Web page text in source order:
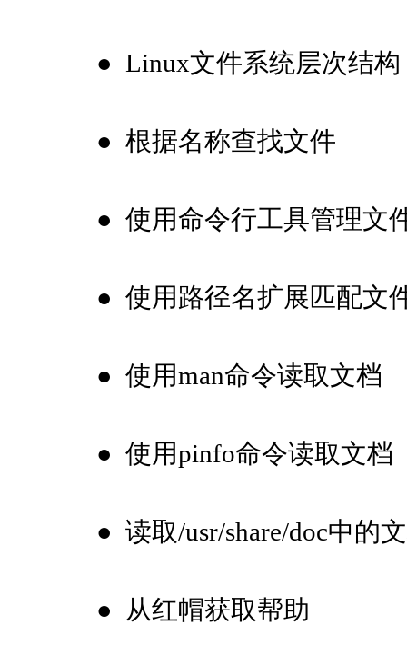
● Linux文件系统层次结构
● 根据名称查找文件
● 使用命令行工具管理文
● 使用路径名扩展匹配文
● 使用man命令读取文档
● 使用pinfo命令读取文档
● 读取/usr/share/doc中的
● 从红帽获取帮助